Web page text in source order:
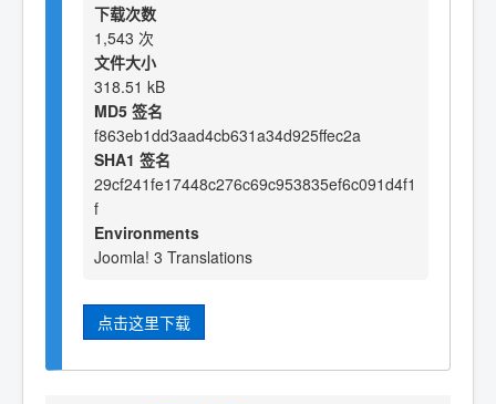
下载次数
1,543 次
文件大小
318.51 kB
MD5 签名
f863eb1dd3aad4cb631a34d925ffec2a
SHA1 签名
29cf241fe17448c276c69c953835ef6c091d4f1
f
Environments
Joomla! 3 Translations
点击这里下载